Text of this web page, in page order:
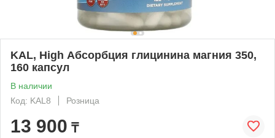
KAL, High Абсорбция глицинина магния 350,
160 капсул
В наличии
Код: KAL8
Розница
13 900 ₸